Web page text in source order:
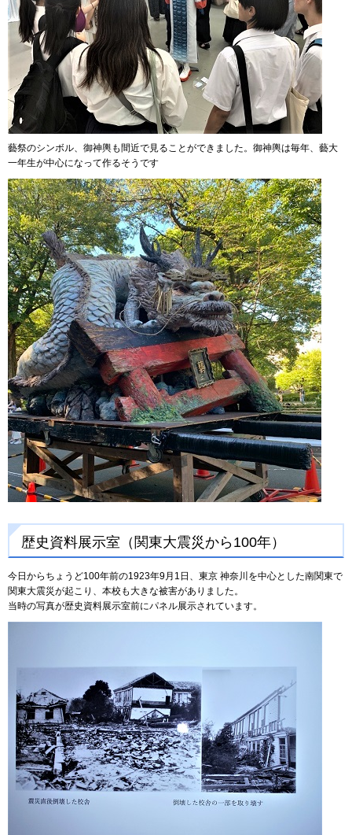
藝祭のシンボル、御神輿も間近で見ることができました。御神輿は毎年、藝大
一年生が中心になって作るそうです
歴史資料展示室（関東大震災から100年）
今日からちょうど100年前の1923年9月1日、東京 神奈川を中心とした南関東で
関東大震災が起こり、本校も大きな被害がありました。
当時の写真が歴史資料展示室前にパネル展示されています。